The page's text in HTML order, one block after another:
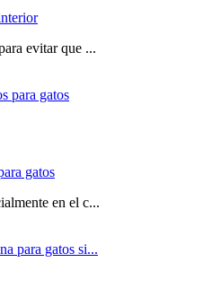
evitar que ...
gatos
en el c...